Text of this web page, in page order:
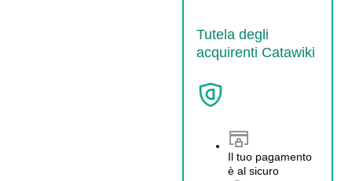
Tutela degli
acquirenti Catawiki
Il tuo pagamento
è al sicuro